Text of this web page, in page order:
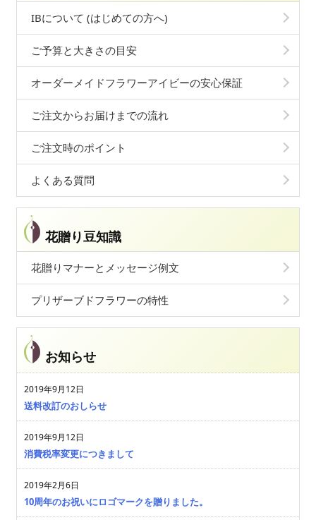
IBについて (はじめての方へ)
ご予算と大きさの目安
オーダーメイドフラワーアイビーの安心保証
ご注文からお届けまでの流れ
ご注文時のポイント
よくある質問
花贈り豆知識
花贈りマナーとメッセージ例文
プリザーブドフラワーの特性
お知らせ
2019年9月12日
送料改訂のおしらせ
2019年9月12日
消費税率変更につきまして
2019年2月6日
10周年のお祝いにロゴマークを贈りました。